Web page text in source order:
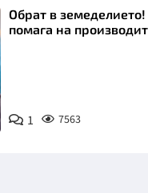
Обрат в
помага на
1 7563